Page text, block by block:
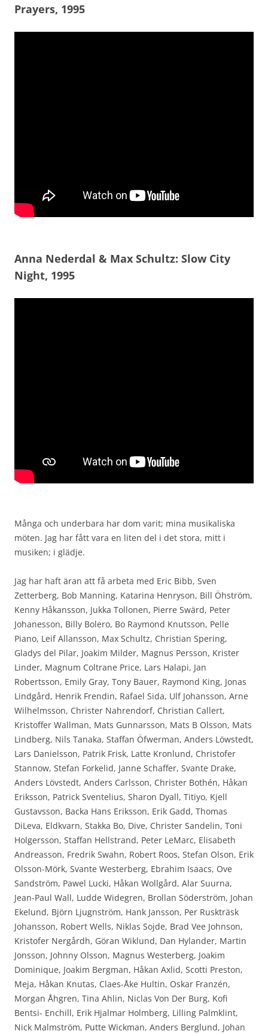
Prayers, 1995
Anna Nederdal & Max Schultz: Slow City
Night, 1995
Många och underbara har dom varit; mina musikaliska
möten. Jag har fått vara en liten del i det stora, mitt i
musiken; i glädje.
Jag har haft äran att få arbeta med Eric Bibb, Sven
Zetterberg, Bob Manning, Katarina Henryson, Bill Öhström,
Kenny Håkansson, Jukka Tollonen, Pierre Swärd, Peter
Johanesson, Billy Bolero, Bo Raymond Knutsson, Pelle
Piano, Leif Allansson, Max Schultz, Christian Spering,
Gladys del Pilar, Joakim Milder, Magnus Persson, Krister
Linder, Magnum Coltrane Price, Lars Halapi, Jan
Robertsson, Emily Gray, Tony Bauer, Raymond King, Jonas
Lindgård, Henrik Frendin, Rafael Sida, Ulf Johansson, Arne
Wilhelmsson, Christer Nahrendorf, Christian Callert,
Kristoffer Wallman, Mats Gunnarsson, Mats B Olsson, Mats
Lindberg, Nils Tanaka, Staffan Öfwerman, Anders Löwstedt,
Lars Danielsson, Patrik Frisk, Latte Kronlund, Christofer
Stannow, Stefan Forkelid, Janne Schaffer, Svante Drake,
Anders Lövstedt, Anders Carlsson, Christer Bothén, Håkan
Eriksson, Patrick Sventelius, Sharon Dyall, Titiyo, Kjell
Gustavsson, Backa Hans Eriksson, Erik Gadd, Thomas
DiLeva, Eldkvarn, Stakka Bo, Dive, Christer Sandelin, Toni
Holgersson, Staffan Hellstrand, Peter LeMarc, Elisabeth
Andreasson, Fredrik Swahn, Robert Roos, Stefan Olson, Erik
Olsson-Mörk, Svante Westerberg, Ebrahim Isaacs, Ove
Sandström, Pawel Lucki, Håkan Wollgård, Alar Suurna,
Jean-Paul Wall, Ludde Widegren, Brollan Söderström, Johan
Ekelund, Björn Ljugnström, Hank Jansson, Per Ruskträsk
Johansson, Robert Wells, Niklas Sojde, Brad Vee Johnson,
Kristofer Nergårdh, Göran Wiklund, Dan Hylander, Martin
Jonsson, Johnny Olsson, Magnus Westerberg, Joakim
Dominique, Joakim Bergman, Håkan Axlid, Scotti Preston,
Meja, Håkan Knutas, Claes-Åke Hultin, Oskar Franzén,
Morgan Åhgren, Tina Ahlin, Niclas Von Der Burg, Kofi
Bentsi- Enchill, Erik Hjalmar Holmberg, Lilling Palmklint,
Nick Malmström, Putte Wickman, Anders Berglund, Johan